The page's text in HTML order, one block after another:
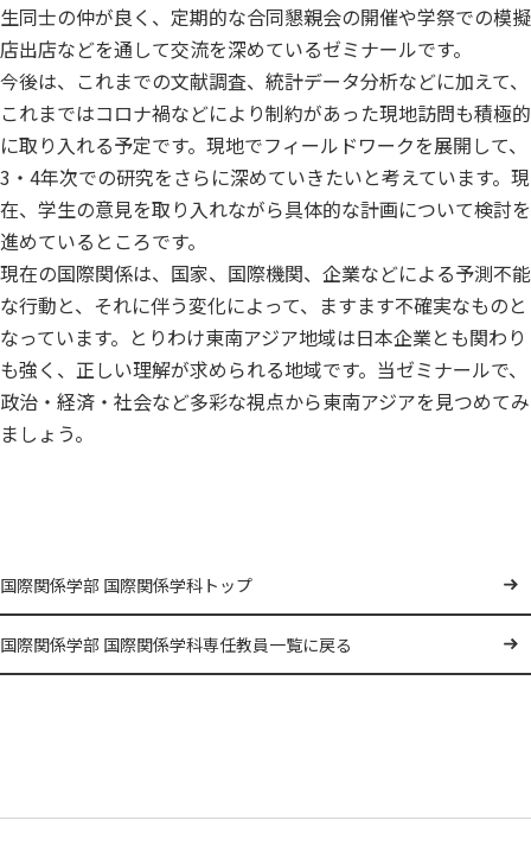
生同士の仲が良く、定期的な合同懇親会の開催や学祭での模擬
店出店などを通して交流を深めているゼミナールです。
今後は、これまでの文献調査、統計データ分析などに加えて、
これまではコロナ禍などにより制約があった現地訪問も積極的
に取り入れる予定です。現地でフィールドワークを展開して、
3・4年次での研究をさらに深めていきたいと考えています。現
在、学生の意見を取り入れながら具体的な計画について検討を
進めているところです。
現在の国際関係は、国家、国際機関、企業などによる予測不能
な行動と、それに伴う変化によって、ますます不確実なものと
なっています。とりわけ東南アジア地域は日本企業とも関わり
も強く、正しい理解が求められる地域です。当ゼミナールで、
政治・経済・社会など多彩な視点から東南アジアを見つめてみ
ましょう。
国際関係学部 国際関係学科トップ
国際関係学部 国際関係学科専任教員一覧に戻る